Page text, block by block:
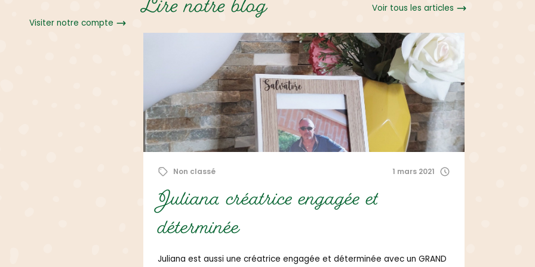
Visiter notre compte
Voir tous les articles
Non classé 1 mars 2021
Juliana créatrice engagée et
déterminée
Juliana est aussi une créatrice engagée et déterminée avec un GRAND